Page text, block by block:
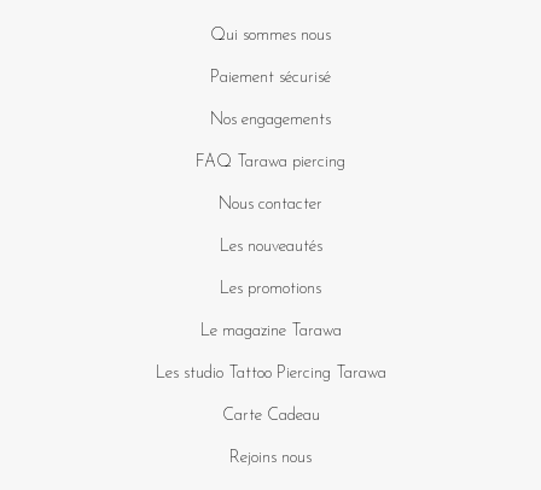
Qui sommes nous
Paiement sécurisé
Nos engagements
FAQ Tarawa piercing
Nous contacter
Les nouveautés
Les promotions
Le magazine Tarawa
Les studio Tattoo Piercing Tarawa
Carte Cadeau
Rejoins nous